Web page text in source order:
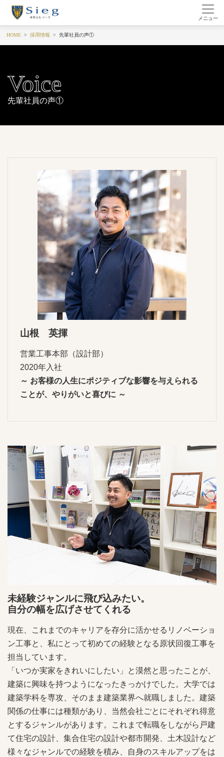
HOME 採用情報 先輩社員の声①
先輩社員の声①
Voice
山根 英揮
営業工事本部（設計部）
2020年入社
～ お客様の人生にポジティブな影響を与えられる
ことが、やりがいと喜びに ～
未経験ジャンルに飛び込みたい。
自分の幅を広げさせてくれる
現在、これまでのキャリアを存分に活かせるリノベーショ
ン工事と、私にとって初めての経験となる原状回復工事を
担当しています。
「いつか実家をきれいにしたい」と漠然と思ったことが、
建築に興味を持つようになったきっかけでした。大学では
建築学科を専攻、そのまま建築業界へ就職しました。建築
関係の仕事には種類があり、当然会社ごとにそれぞれ得意
とするジャンルがあります。これまで転職をしながら戸建
て住宅の設計、集合住宅の設計や都市開発、土木設計など
様々なジャンルでの経験を積み、自身のスキルアップをは